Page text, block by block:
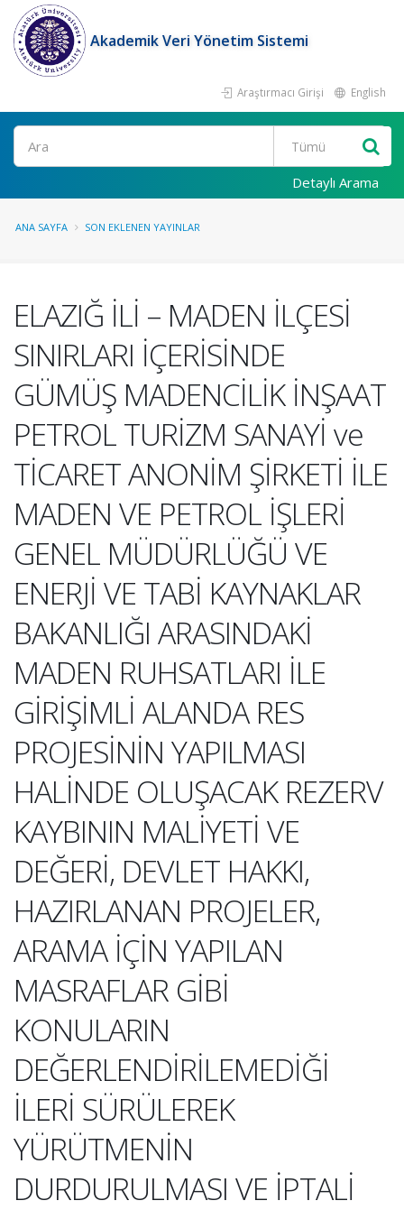
Akademik Veri Yönetim Sistemi
Araştırmacı Girişi English
Ara
Detaylı Arama
ANA SAYFA SON EKLENEN YAYINLAR
ELAZIĞ İLİ – MADEN İLÇESİ
SINIRLARI İÇERİSİNDE
GÜMÜŞ MADENCİLİK İNŞAAT
PETROL TURİZM SANAYİ ve
TİCARET ANONİM ŞİRKETİ İLE
MADEN VE PETROL İŞLERİ
GENEL MÜDÜRLÜĞÜ VE
ENERJİ VE TABİ KAYNAKLAR
BAKANLIĞI ARASINDAKİ
MADEN RUHSATLARI İLE
GİRİŞİMLİ ALANDA RES
PROJESİNİN YAPILMASI
HALİNDE OLUŞACAK REZERV
KAYBININ MALİYETİ VE
DEĞERİ, DEVLET HAKKI,
HAZIRLANAN PROJELER,
ARAMA İÇİN YAPILAN
MASRAFLAR GİBİ
KONULARIN
DEĞERLENDİRİLEMEDİĞİ
İLERİ SÜRÜLEREK
YÜRÜTMENİN
DURDURULMASI VE İPTALİ